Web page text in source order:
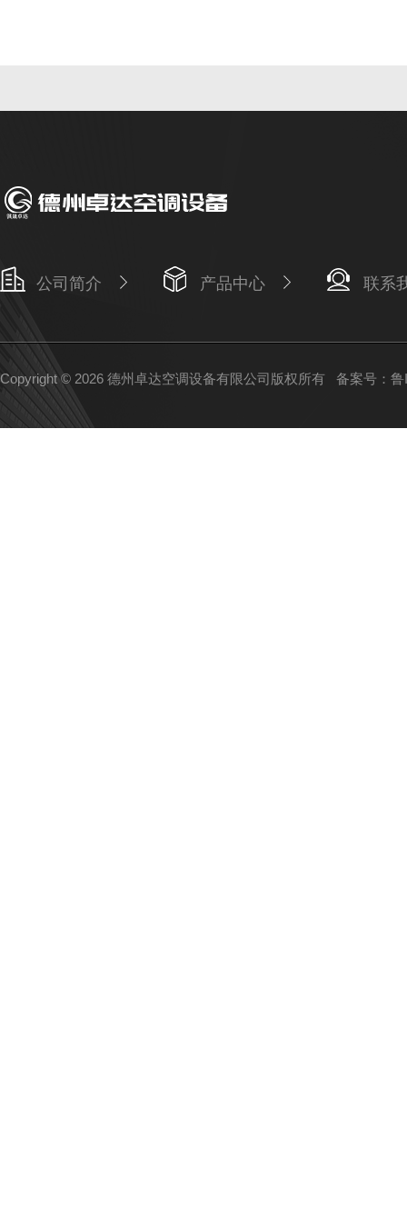
公司简介 产品中心 联系
Copyright © 2026 德州卓达空调设备有限公司版权所有 备案号：